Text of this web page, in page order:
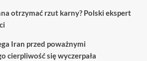
otrzymać rzut karny? Polski ekspert
Iran przed poważnymi
cierpliwość się wyczerpała